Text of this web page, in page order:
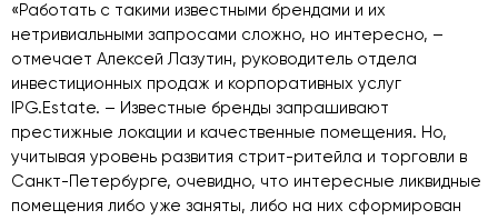
«Работать с такими известными брендами и их
нетривиальными запросами сложно, но интересно, –
отмечает Алексей Лазутин, руководитель отдела
инвестиционных продаж и корпоративных услуг
IPG.Estate. – Известные бренды запрашивают
престижные локации и качественные помещения. Но,
учитывая уровень развития стрит-ритейла и торговли в
Санкт-Петербурге, очевидно, что интересные ликвидные
помещения либо уже заняты, либо на них сформирован